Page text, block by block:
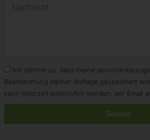
Ich stimme zu, dass meine
Beantwortung meiner Anfrage gespeichert
kann jederzeit widerrufen werden, per Email
Senden